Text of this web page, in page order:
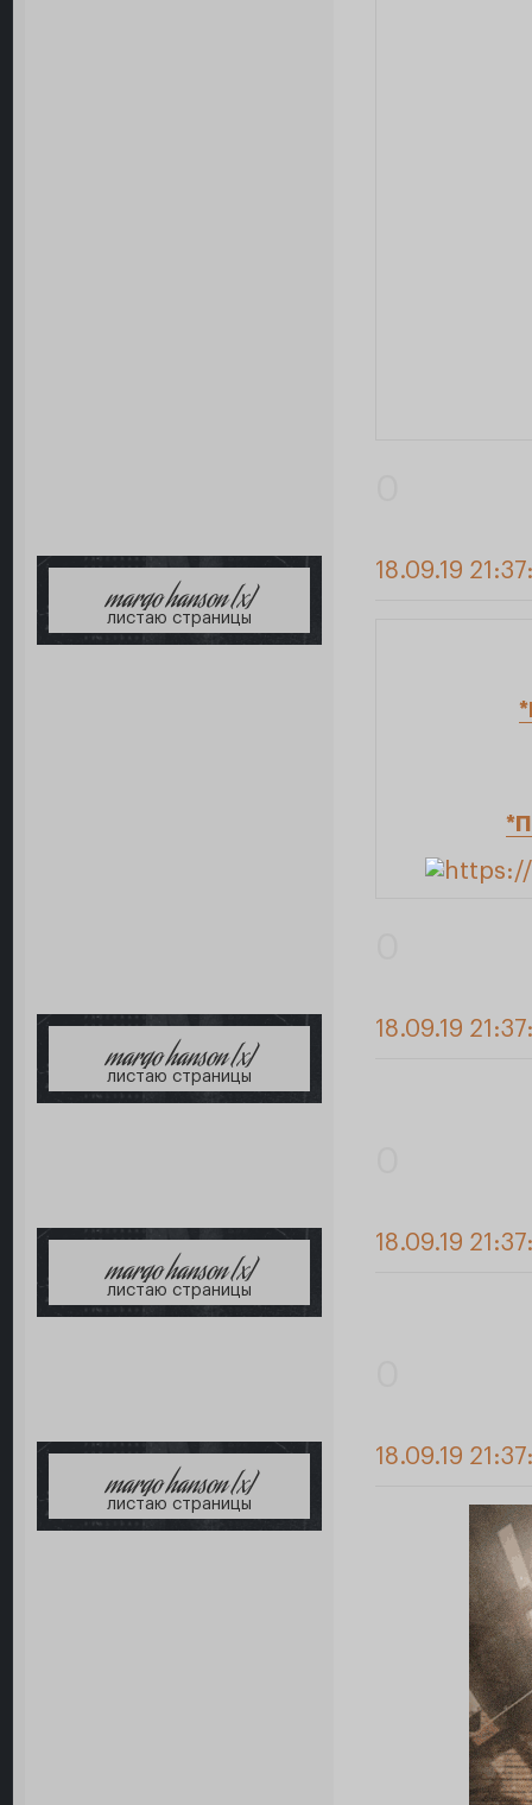
margo hanson [x]
листаю страницы
18.09.19
margo hanson [x]
листаю страницы
18.09.19
margo hanson [x]
листаю страницы
18.09.19
margo hanson [x]
листаю страницы
18.09.19